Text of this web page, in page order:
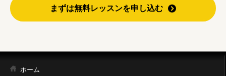
まずは無料レッスンを申し込む
ホーム